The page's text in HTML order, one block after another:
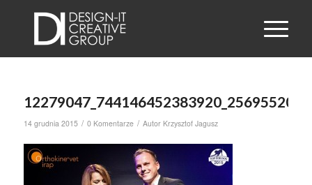
14 grudnia 2015 / 0 Komentarze / Autor Krzysztof Jagusz